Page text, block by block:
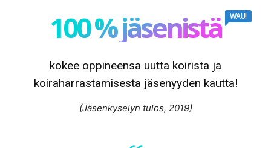
100 % jäsenistä WAU!
kokee oppineensa uutta koirista ja
koiraharrastamisesta jäsenyyden kautta!
(Jäsenkyselyn tulos, 2019)